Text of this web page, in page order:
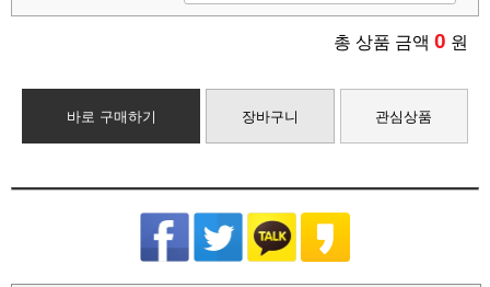
총 상품 금액 0 원
바로 구매하기 장바구니 관심상품